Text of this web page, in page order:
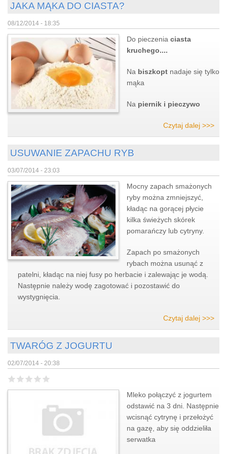
JAKA MĄKA DO CIASTA?
08/12/2014 - 18:35
Do pieczenia ciasta
kruchego....
Na biszkopt nadaje się tylko
mąka
Na piernik i pieczywo
Czytaj dalej >>>
USUWANIE ZAPACHU RYB
03/07/2014 - 23:03
Mocny zapach smażonych
ryby można zmniejszyć,
kładąc na gorącej płycie
kilka świeżych skórek
pomarańczy lub cytryny.
Zapach po smażonych
rybach można usunąć z
patelni, kładąc na niej fusy po herbacie i zalewając je wodą.
Następnie należy wodę zagotować i pozostawić do
wystygnięcia.
Czytaj dalej >>>
TWARÓG Z JOGURTU
02/07/2014 - 20:38
Mleko połączyć z jogurtem
odstawić na 3 dni. Następnie
wcisnąć cytrynę i przełożyć
na gazę, aby się oddzieliła
serwatka